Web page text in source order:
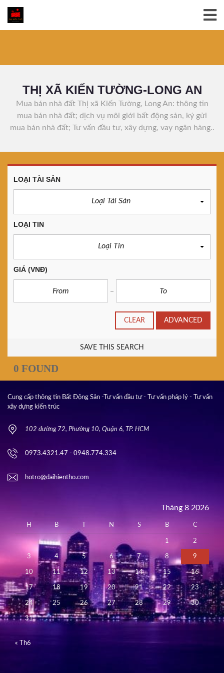
THỊ XÃ KIẾN TƯỜNG-LONG AN
Mua bán nhà đất Thị xã Kiến Tường, Long An: thông tin
mua bán nhà đất; dịch vụ môi giới bất động sản, ký gửi
mua bán nhà đất; Tư vấn đầu tư, xây dựng, vay ngân hàng..
LOẠI TÀI SẢN
Loại Tài Sản
LOẠI TIN
Loại Tin
GIÁ (VNĐ)
CLEAR ADVANCED
SAVE THIS SEARCH
0 FOUND
Cung cấp thông tin Bất Động Sản -Tư vấn đầu tư - Tư vấn pháp lý - Tư vấn
xây dựng kiến trúc
102 đường 72, Phường 10, Quận 6, TP. HCM
0973.4321.47 - 0948.774.334
hotro@daihientho.com
Tháng 8 2026
H B N S B C
1 2
3 4 5 6 7 8 9
10 11 12 13 14 15 16
17 18 19 20 21 22 23
24 25 26 27 28 29 30
31
« Th6